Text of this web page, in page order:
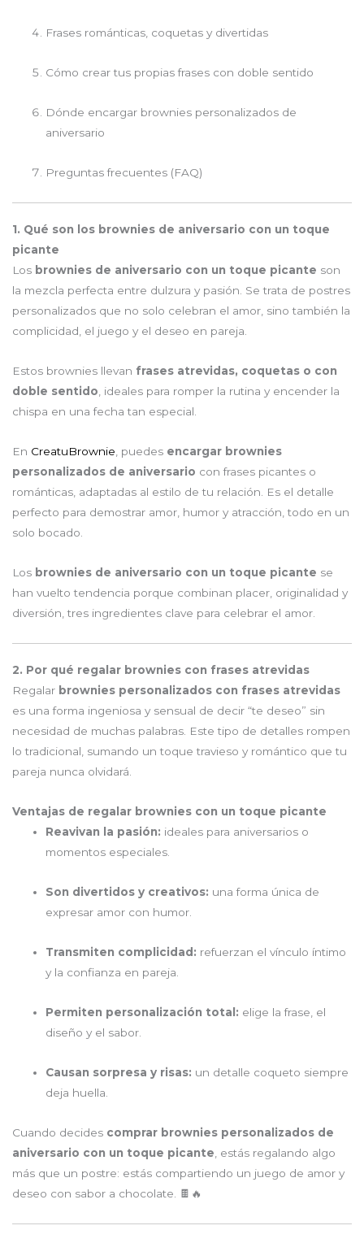
Frases románticas, coquetas y divertidas
Cómo crear tus propias frases con doble sentido
Dónde encargar brownies personalizados de
aniversario
Preguntas frecuentes (FAQ)
1. Qué son los brownies de aniversario con un toque
picante
Los brownies de aniversario con un toque picante son
la mezcla perfecta entre dulzura y pasión. Se trata de postres
personalizados que no solo celebran el amor, sino también la
complicidad, el juego y el deseo en pareja.
Estos brownies llevan frases atrevidas, coquetas o con
doble sentido , ideales para romper la rutina y encender la
chispa en una fecha tan especial.
En CreatuBrownie , puedes encargar brownies
personalizados de aniversario con frases picantes o
románticas, adaptadas al estilo de tu relación. Es el detalle
perfecto para demostrar amor, humor y atracción, todo en un
solo bocado.
Los brownies de aniversario con un toque picante se
han vuelto tendencia porque combinan placer, originalidad y
diversión, tres ingredientes clave para celebrar el amor.
2. Por qué regalar brownies con frases atrevidas
Regalar brownies personalizados con frases atrevidas
es una forma ingeniosa y sensual de decir “te deseo” sin
necesidad de muchas palabras. Este tipo de detalles rompen
lo tradicional, sumando un toque travieso y romántico que tu
pareja nunca olvidará.
Ventajas de regalar brownies con un toque picante
Reavivan la pasión: ideales para aniversarios o
momentos especiales.
Son divertidos y creativos: una forma única de
expresar amor con humor.
Transmiten complicidad: refuerzan el vínculo íntimo
y la confianza en pareja.
Permiten personalización total: elige la frase, el
diseño y el sabor.
Causan sorpresa y risas: un detalle coqueto siempre
deja huella.
Cuando decides comprar brownies personalizados de
aniversario con un toque picante , estás regalando algo
más que un postre: estás compartiendo un juego de amor y
deseo con sabor a chocolate. 🍫🔥